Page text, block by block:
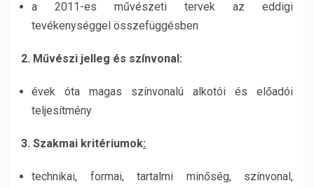
a 2011-es művészeti tervek az eddigi
tevékenységgel összefüggésben
2. Művészi jelleg és színvonal:
évek óta magas színvonalú alkotói és előadói
teljesítmény
3. Szakmai kritériumok:
technikai, formai, tartalmi minőség, színvonal,